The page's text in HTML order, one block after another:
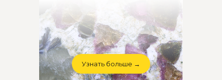
Узнать больше →